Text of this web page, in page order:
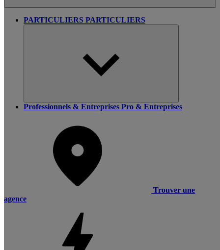
PARTICULIERS PARTICULIERS
Professionnels & Entreprises Pro & Entreprises
Trouver une
agence